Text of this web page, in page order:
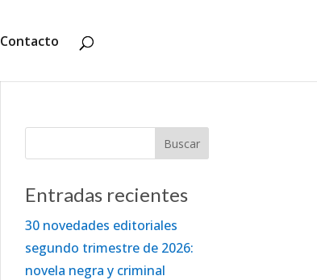
Contacto
Entradas recientes
30 novedades editoriales
segundo trimestre de 2026:
novela negra y criminal